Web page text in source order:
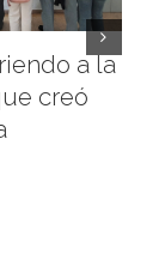
a la
creó